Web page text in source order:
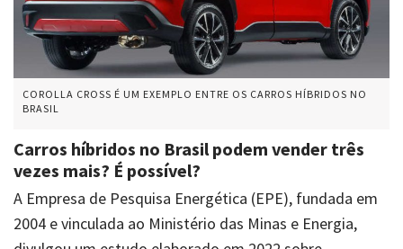
COROLLA CROSS É UM EXEMPLO ENTRE OS CARROS HÍBRIDOS NO
BRASIL
Carros híbridos no Brasil podem vender três
vezes mais? É possível?
A Empresa de Pesquisa Energética (EPE), fundada em
2004 e vinculada ao Ministério das Minas e Energia,